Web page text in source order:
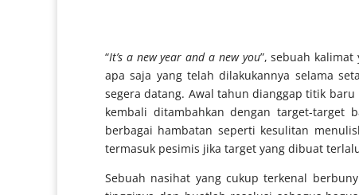
“It’s a new year and a new you”, sebuah
apa saja yang telah dilakukannya selama
segera datang. Awal tahun dianggap titik
kembali ditambahkan dengan target-target
berbagai hambatan seperti kesulitan
termasuk pesimis jika target yang dibuat
Sebuah nasihat yang cukup terkenal